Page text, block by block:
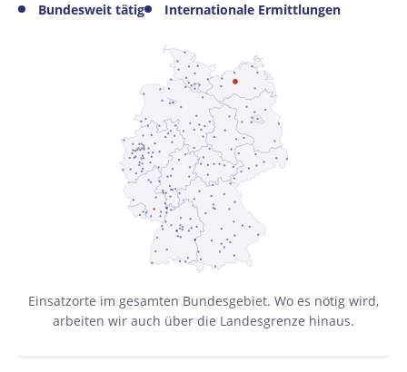
Bundesweit tätig Internationale Ermittlungen
Einsatzorte im gesamten Bundesgebiet. Wo es nötig wird,
arbeiten wir auch über die Landesgrenze hinaus.